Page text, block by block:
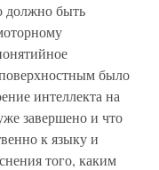
должно быть
было
интеллекта на
завершено и что
к языку и
того, каким